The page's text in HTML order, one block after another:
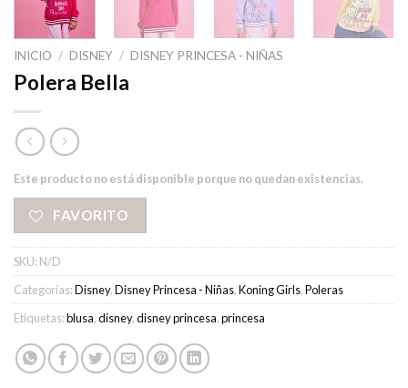
INICIO / DISNEY / DISNEY PRINCESA - NIÑAS
Polera Bella
Este producto no está disponible porque no quedan existencias.
FAVORITO
SKU: N/D
Categorías:Disney,Disney Princesa - Niñas,Koning Girls,Poleras
Etiquetas:blusa,disney,disney princesa,princesa